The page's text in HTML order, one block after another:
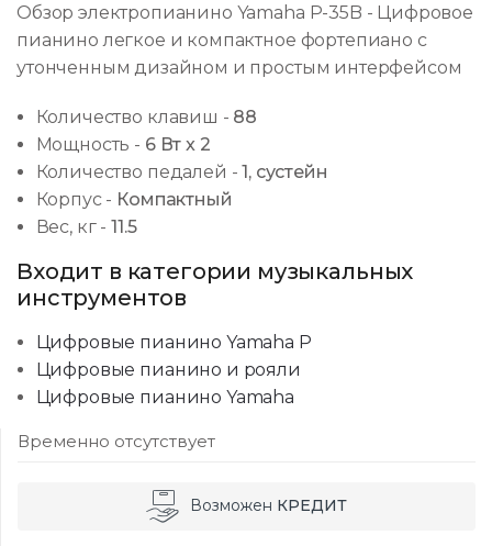
Обзор электропианино Yamaha P-35B - Цифровое
пианино легкое и компактное фортепиано с
утонченным дизайном и простым интерфейсом
Количество клавиш - 88
Мощность - 6 Вт x 2
Количество педалей -1, сустейн
Корпус - Компактный
Вес, кг -11.5
Входит в категории музыкальных
инструментов
Цифровые пианино Yamaha P
Цифровые пианино и рояли
Цифровые пианино Yamaha
Временно отсутствует
Возможен КРЕДИТ